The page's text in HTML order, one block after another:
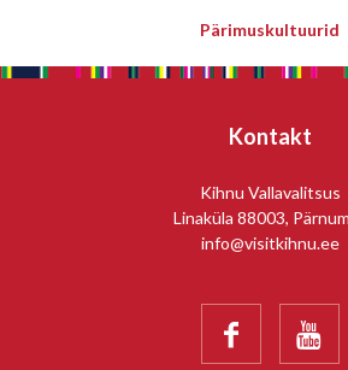
Pärimuskultuurid
Kontakt
Kihnu Vallavalitsus
Linaküla 88003,
info@visitkihnu.ee
 